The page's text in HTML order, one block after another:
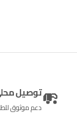
توصيل
دعم موثوق